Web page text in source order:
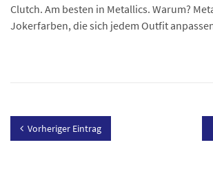
Clutch. Am besten in Metallics. Warum?
Jokerfarben, die sich jedem Outfit
Vorheriger Eintrag